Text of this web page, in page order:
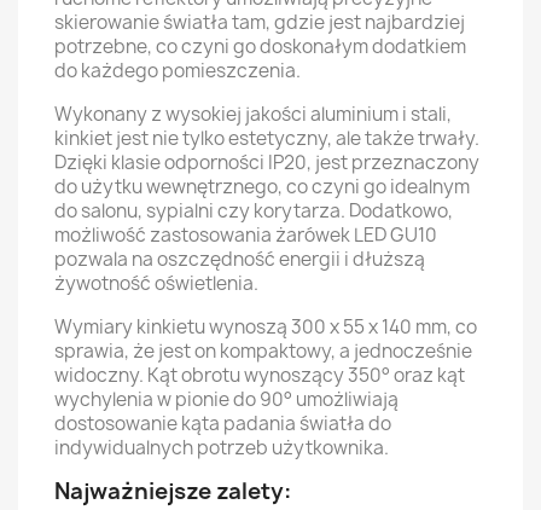
skierowanie światła tam, gdzie jest najbardziej
potrzebne, co czyni go doskonałym dodatkiem
do każdego pomieszczenia.
Wykonany z wysokiej jakości aluminium i stali,
kinkiet jest nie tylko estetyczny, ale także trwały.
Dzięki klasie odporności IP20, jest przeznaczony
do użytku wewnętrznego, co czyni go idealnym
do salonu, sypialni czy korytarza. Dodatkowo,
możliwość zastosowania żarówek LED GU10
pozwala na oszczędność energii i dłuższą
żywotność oświetlenia.
Wymiary kinkietu wynoszą 300 x 55 x 140 mm, co
sprawia, że jest on kompaktowy, a jednocześnie
widoczny. Kąt obrotu wynoszący 350° oraz kąt
wychylenia w pionie do 90° umożliwiają
dostosowanie kąta padania światła do
indywidualnych potrzeb użytkownika.
Najważniejsze zalety: